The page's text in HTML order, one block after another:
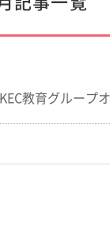
教育グループ